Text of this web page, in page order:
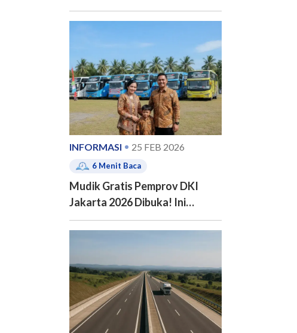
INFORMASI 25 FEB 2026
6 Menit Baca
Mudik Gratis Pemprov DKI
Jakarta 2026 Dibuka! Ini
Jadwal, 20 Kota Tujuan dan
Cara Pendaftarannya